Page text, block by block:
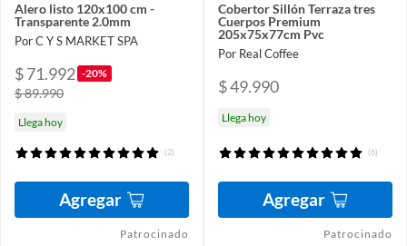
Alero listo 120x100 cm -
Transparente 2.0mm
Por C Y S MARKET SPA
$ 71.992 -20%
$ 89.990
Llega hoy
(2)
Agregar
Patrocinado
Cobertor Sillón Terraza tres
Cuerpos Premium
205x75x77cm Pvc
Por Real Coffee
$ 49.990
Llega hoy
(6)
Agregar
Patrocinado